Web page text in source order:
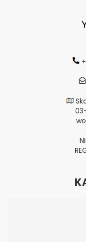
Linki w stopce